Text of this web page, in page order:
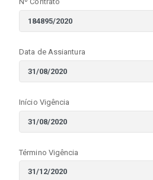
Data de Assiantura
Início Vigência
Término Vigência